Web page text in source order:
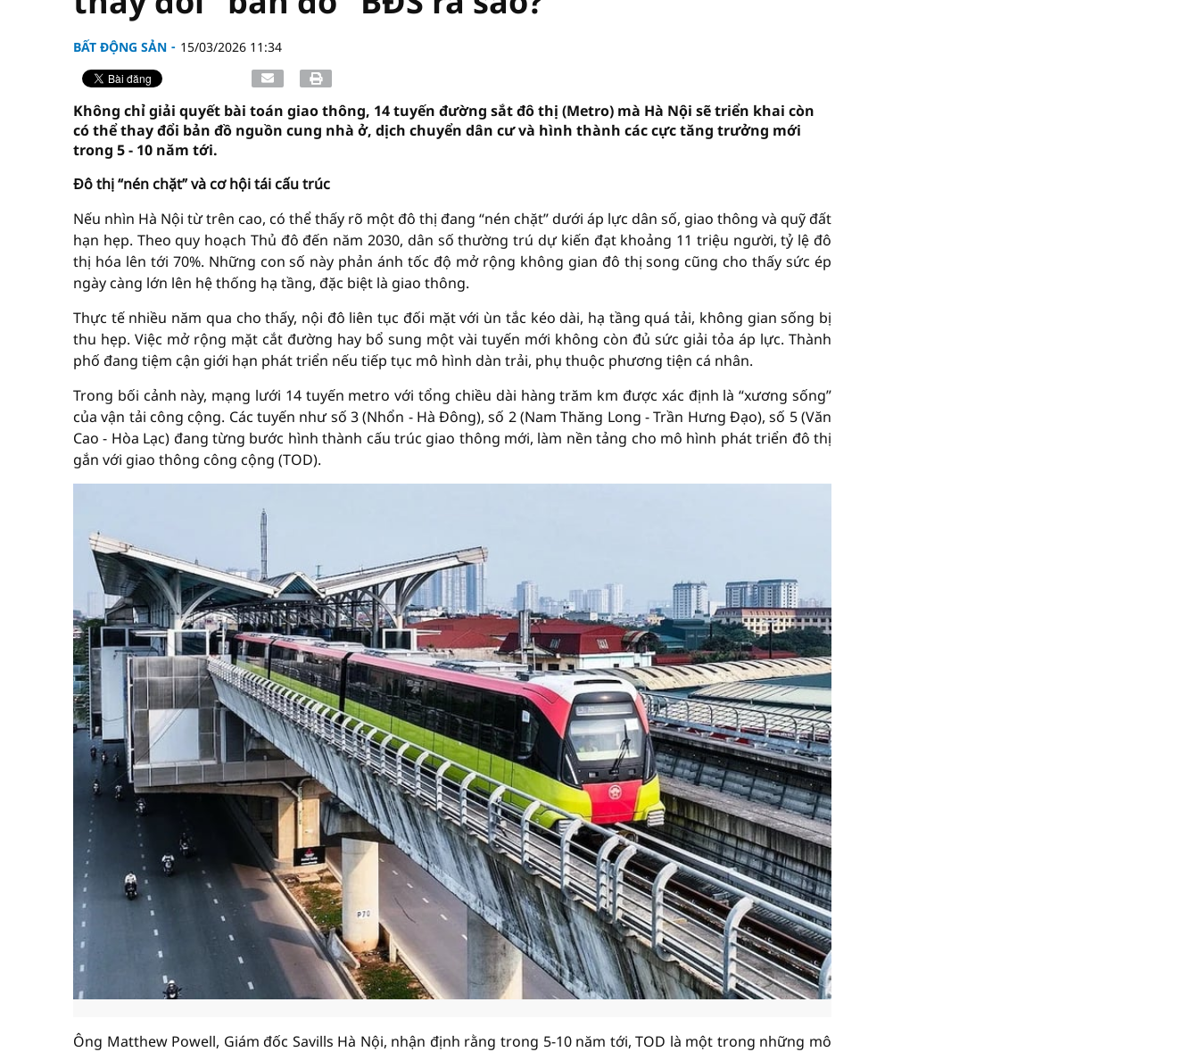
BẤT ĐỘNG SẢN 15/03/2026 11:34
Không chỉ giải quyết bài toán giao thông, 14 tuyến đường sắt đô thị (Metro) mà Hà Nội sẽ triển khai còn
có thể thay đổi bản đồ nguồn cung nhà ở, dịch chuyển dân cư và hình thành các cực tăng trưởng mới
trong 5 - 10 năm tới.
Đô thị “nén chặt” và cơ hội tái cấu trúc
Nếu nhìn Hà Nội từ trên cao, có thể thấy rõ một đô thị đang “nén chặt” dưới áp lực dân số, giao thông và quỹ đất
hạn hẹp. Theo quy hoạch Thủ đô đến năm 2030, dân số thường trú dự kiến đạt khoảng 11 triệu người, tỷ lệ đô
thị hóa lên tới 70%. Những con số này phản ánh tốc độ mở rộng không gian đô thị song cũng cho thấy sức ép
ngày càng lớn lên hệ thống hạ tầng, đặc biệt là giao thông.
Thực tế nhiều năm qua cho thấy, nội đô liên tục đối mặt với ùn tắc kéo dài, hạ tầng quá tải, không gian sống bị
thu hẹp. Việc mở rộng mặt cắt đường hay bổ sung một vài tuyến mới không còn đủ sức giải tỏa áp lực. Thành
phố đang tiệm cận giới hạn phát triển nếu tiếp tục mô hình dàn trải, phụ thuộc phương tiện cá nhân.
Trong bối cảnh này, mạng lưới 14 tuyến metro với tổng chiều dài hàng trăm km được xác định là “xương sống”
của vận tải công cộng. Các tuyến như số 3 (Nhổn - Hà Đông), số 2 (Nam Thăng Long - Trần Hưng Đạo), số 5 (Văn
Cao - Hòa Lạc) đang từng bước hình thành cấu trúc giao thông mới, làm nền tảng cho mô hình phát triển đô thị
gắn với giao thông công cộng (TOD).
Ông Matthew Powell, Giám đốc Savills Hà Nội, nhận định rằng trong 5-10 năm tới, TOD là một trong những mô